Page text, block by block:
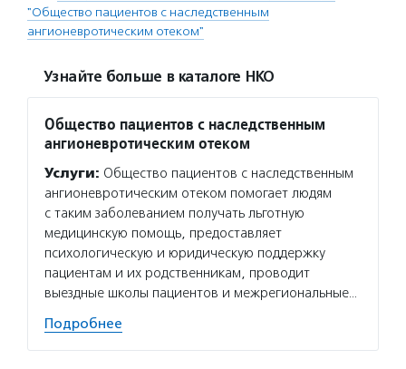
"Общество пациентов с наследственным
ангионевротическим отеком"
Узнайте больше в каталоге НКО
Общество пациентов с наследственным
ангионевротическим отеком
Услуги: Общество пациентов с наследственным
ангионевротическим отеком помогает людям
с таким заболеванием получать льготную
медицинскую помощь, предоставляет
психологическую и юридическую поддержку
пациентам и их родственникам, проводит
выездные школы пациентов и межрегиональные…
Подробнее